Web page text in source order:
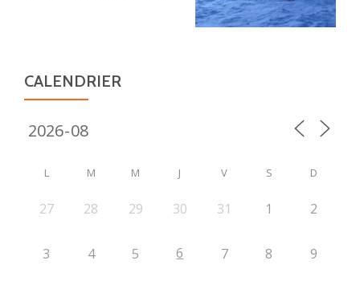
CALENDRIER
L M M J V S D
27 28 29 30 31 1 2
3 4 5 6 7 8 9